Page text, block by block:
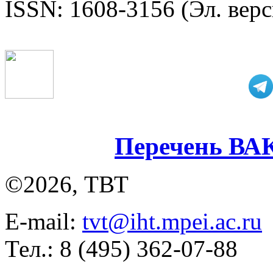
ISSN: 1608-3156 (Эл.
Перечень
©2026, ТВТ
E-mail: tvt@iht.mpei.ac.ru
Тел.: 8 (495) 362-07-88